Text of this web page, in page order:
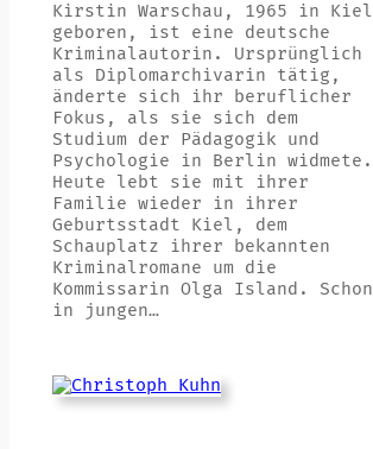
Kirstin Warschau, 1965 in Kiel
geboren, ist eine deutsche
Kriminalautorin. Ursprünglich
als Diplomarchivarin tätig,
änderte sich ihr beruflicher
Fokus, als sie sich dem
Studium der Pädagogik und
Psychologie in Berlin widmete.
Heute lebt sie mit ihrer
Familie wieder in ihrer
Geburtsstadt Kiel, dem
Schauplatz ihrer bekannten
Kriminalromane um die
Kommissarin Olga Island. Schon
in jungen…